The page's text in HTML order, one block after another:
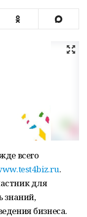
всего
.
для
знаний,
бизнеса.